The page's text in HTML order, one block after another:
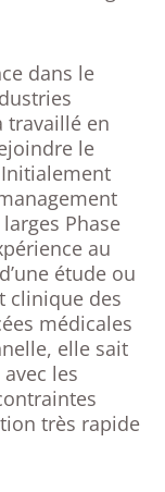
dans le
travaillé en
le
Phase
au
étude ou
clinique des
médicales
elle sait
les
très rapide